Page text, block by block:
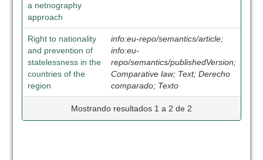
a netnography
approach
Right to nationality
and prevention of
statelessness in the
countries of the
region
info:eu-repo/semantics/article;
info:eu-
repo/semantics/publishedVersion;
Comparative law; Text; Derecho
comparado; Texto
Mostrando resultados 1 a 2 de 2